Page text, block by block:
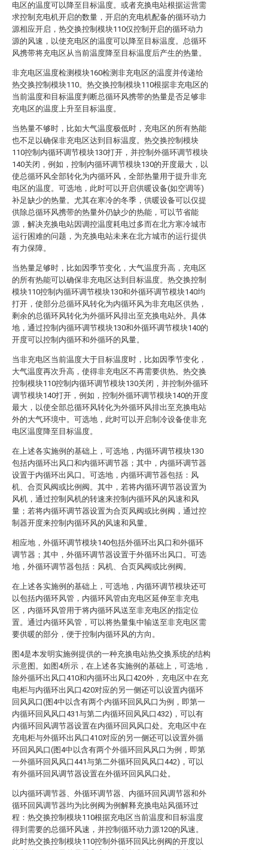
电区的温度可以降至目标温度。或者充换电站根据运营需
求控制充电机开启的数量，开启的充电机配备的循环动力
源相应开启，热交换控制模块110仅控制开启的循环动力
源的风速，以使充电区的温度可以降至目标温度。总循环
风携带将充电区从当前温度降至目标温度后产生的热量。
非充电区温度检测模块160检测非充电区的温度并传递给
热交换控制模块110。热交换控制模块110根据非充电区的
当前温度和目标温度判断总循环风携带的热量是否足够非
充电区的温度上升至目标温度。
当热量不够时，比如大气温度极低时，充电区的所有热能
也不足以确保非充电区达到目标温度。热交换控制模块
110控制内循环调节模块130打开，并控制外循环调节模块
140关闭，例如，控制内循环调节模块130的开度最大，以
使总循环风全部转化为内循环风，全部热量用于提升非充
电区的温度。可选地，此时可以开启供暖设备(如空调等)
补足缺少的热量。尤其在寒冷的冬季，供暖设备可以仅提
供除总循环风携带的热量外仍缺少的热能，可以节省能
源，解决充换电站因调控温度耗电过多而在北方寒冷城市
运行困难的问题，为充换电站未来在北方城市的运行提供
有力保障。
当热量足够时，比如因季节变化，大气温度升高，充电区
的所有热能可以确保非充电区达到目标温度。热交换控制
模块110控制内循环调节模块130和外循环调节模块140均
打开，使部分总循环风转化为内循环风为非充电区供热，
剩余的总循环风转化为外循环风排出至充换电站外。具体
地，通过控制内循环调节模块130和外循环调节模块140的
开度可以控制内循环和外循环的风量。
当非充电区当前温度大于目标温度时，比如因季节变化，
大气温度再次升高，使得非充电区不再需要供热。热交换
控制模块110控制内循环调节模块130关闭，并控制外循环
调节模块140打开，例如，控制外循环调节模块140的开度
最大，以使全部总循环风转化为外循环风排出至充换电站
外的大气环境中。可选地，此时可以开启制冷设备使非充
电区温度降至目标温度。
在上述各实施例的基础上，可选地，内循环调节模块130
包括内循环出风口和内循环调节器；其中，内循环调节器
设置于内循环出风口。可选地，内循环调节器包括：风
机、合页风阀或比例阀。其中，若将内循环调节器设置为
风机，通过控制风机的转速来控制内循环风的风速和风
量；若将内循环调节器设置为合页风阀或比例阀，通过控
制器开度来控制内循环风的风速和风量。
相应地，外循环调节模块140包括外循环出风口和外循环
调节器；其中，外循环调节器设置于外循环出风口。可选
地，外循环调节器包括：风机、合页风阀或比例阀。
在上述各实施例的基础上，可选地，内循环调节模块还可
以包括内循环风管，内循环风管由充电区延伸至非充电
区，内循环风管用于将内循环风送至非充电区的指定位
置。通过内循环风管，可以将热量集中输送至非充电区需
要供暖的部分，便于控制内循环风的方向。
图4是本发明实施例提供的一种充换电站热交换系统的结构
示意图。如图4所示，在上述各实施例的基础上，可选地，
除外循环出风口410和内循环出风口420外，充电区中在充
电柜与内循环出风口420对应的另一侧还可以设置内循环
回风风口(图4中以含有两个内循环回风风口为例，即第一
内循环回风风口431与第二内循环回风风口432)，可以有
内循环回风调节器设置在内循环回风风口处。充电区中在
充电柜与外循环出风口410对应的另一侧还可以设置外循
环回风风口(图4中以含有两个外循环回风风口为例，即第
一外循环回风风口441与第二外循环回风风口442)，可以
有外循环回风调节器设置在外循环回风风口处。
以内循环调节器、外循环调节器、内循环回风调节器和外
循环回风调节器均为比例阀为例解释充换电站风循环过
程：热交换控制模块110根据充电区当前温度和目标温度
得到需要的总循环风速，并控制循环动力源120的风速。
此时热交换控制模块110控制外循环回风比例阀的开度以